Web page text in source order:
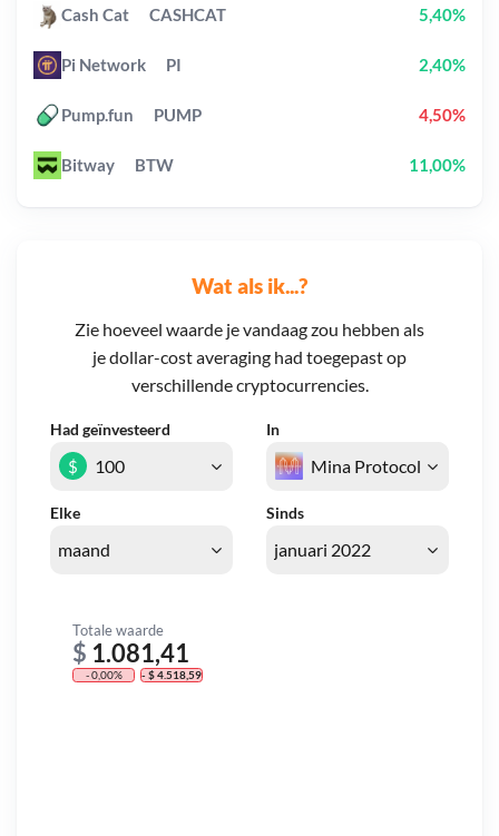
Wat als ik...?
Zie hoeveel waarde je vandaag zou hebben als
je dollar-cost averaging had toegepast op
verschillende cryptocurrencies.
Had geïnvesteerd In
Elke Sinds
$
Totale waarde
$ 1.081,41
- 0,00% - $ 4.518,59
Cash Cat CASHCAT 5,40%
Pi Network PI 2,40%
Pump.fun PUMP 4,50%
Bitway BTW 11,00%